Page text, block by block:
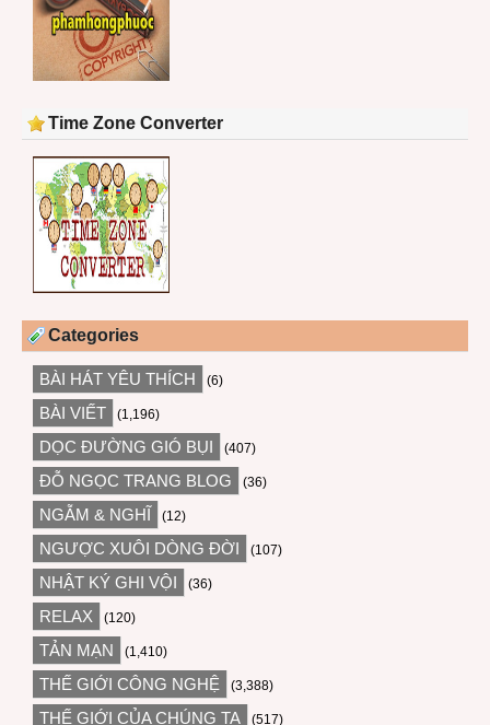
Time Zone Converter
Categories
BÀI HÁT YÊU THÍCH (6)
BÀI VIẾT (1,196)
DỌC ĐƯỜNG GIÓ BỤI (407)
ĐỖ NGỌC TRANG BLOG (36)
NGẪM & NGHĨ (12)
NGƯỢC XUÔI DÒNG ĐỜI (107)
NHẬT KÝ GHI VỘI (36)
RELAX (120)
TẢN MẠN (1,410)
THẾ GIỚI CÔNG NGHỆ (3,388)
THẾ GIỚI CỦA CHÚNG TA (517)